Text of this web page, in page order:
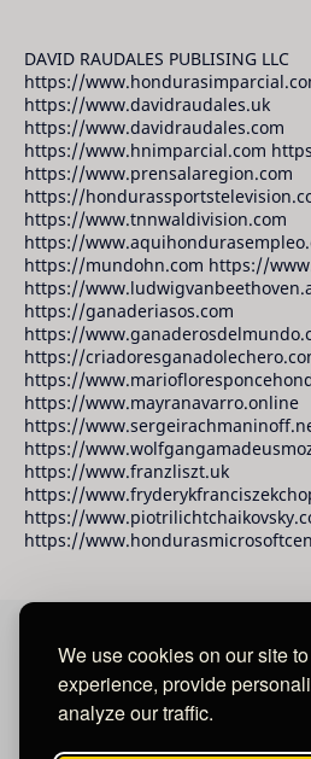
We use cookies on our site
experience, provide
analyze our traffic.
DAVID RAUDALES PUBLISING LLC
https://
https://www.davidraudales.uk
https://www.davidraudales.com
https://www.hnimparcial.com
https://www.prensalaregion.com
https://
https://www.tnnwaldivision.com
https://
https://mundohn.com https://
https://
https://ganaderiasos.com
https://
https://
https://
https://www.mayranavarro.online
https://
https://
https://www.franzliszt.uk
https://
https://
https://
David Raudales